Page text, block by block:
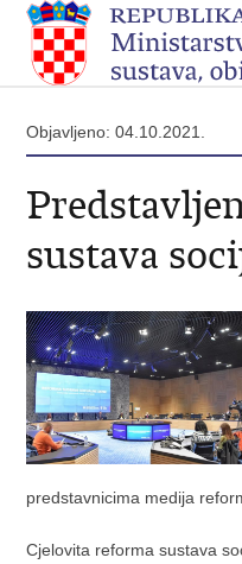
Objavljeno: 04.10.2021.
sustava
predstavnicima medija
Cjelovita reforma sustava